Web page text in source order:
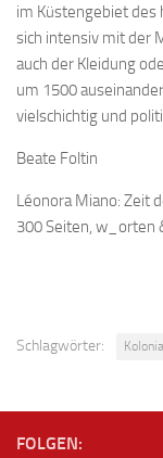
im Küstengebiet des
sich intensiv mit der
auch der Kleidung
um 1500
vielschichtig und
Beate Foltin
Léonora Miano: Zeit
300 Seiten, w_orten
Schlagwörter:
FOLGEN: